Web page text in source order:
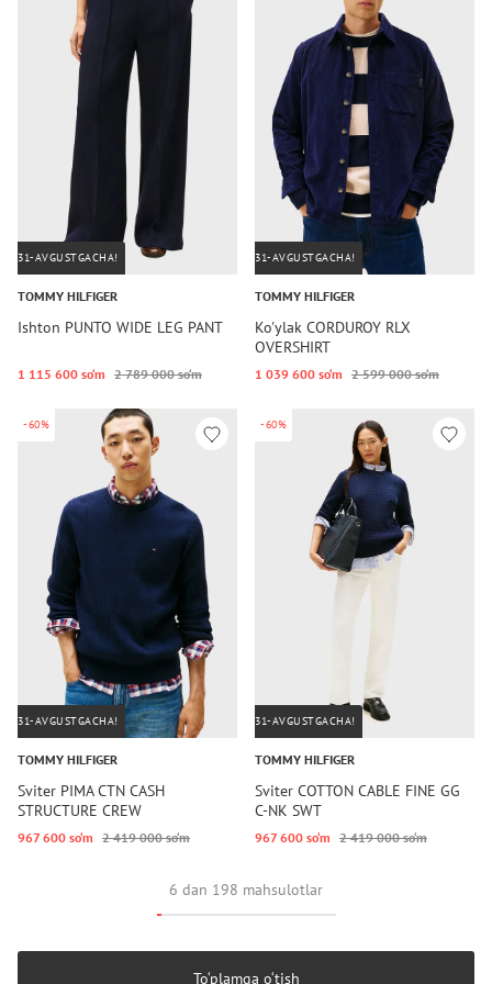
31-AVGUSTGACHA!
TOMMY HILFIGER
Ishton PUNTO WIDE LEG PANT
1 115 600 so‘m 2 789 000 so‘m
31-AVGUSTGACHA!
TOMMY HILFIGER
Ko'ylak CORDUROY RLX
OVERSHIRT
1 039 600 so‘m 2 599 000 so‘m
-60%
31-AVGUSTGACHA!
TOMMY HILFIGER
Sviter PIMA CTN CASH
STRUCTURE CREW
967 600 so‘m 2 419 000 so‘m
-60%
31-AVGUSTGACHA!
TOMMY HILFIGER
Sviter COTTON CABLE FINE GG
C-NK SWT
967 600 so‘m 2 419 000 so‘m
6 dan 198 mahsulotlar
To‘plamga o‘tish